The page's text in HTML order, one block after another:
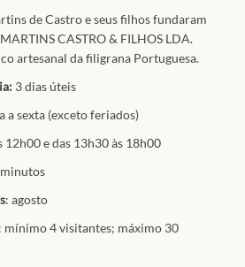
de Castro e seus filhos fundaram
CASTRO & FILHOS LDA.
artesanal da filigrana Portuguesa.
3 dias úteis
a sexta (exceto feriados)
12h00 e das 13h30 às 18h00
: agosto
: mínimo 4 visitantes; máximo 30